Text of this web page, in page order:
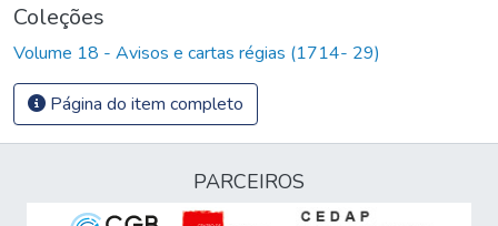
Coleções
Volume 18 - Avisos e cartas régias (1714- 29)
Página do item completo
PARCEIROS